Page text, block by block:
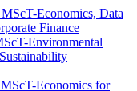
Economics, Data
Finance
Environmental
Economics for